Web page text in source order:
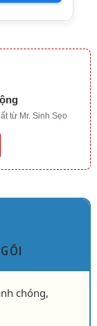
từ Mr. Sinh Sẹo
chóng,